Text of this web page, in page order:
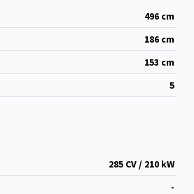
496 cm
186 cm
153 cm
5
285 CV / 210 kW
-